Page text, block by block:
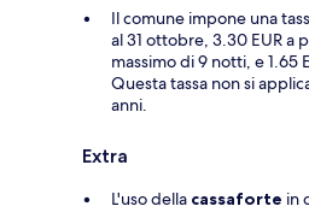
Il comune impone una
al 31 ottobre, 3.30 EUR a
massimo di 9 notti, e 1.65
Questa tassa non si
anni.
Extra
L'uso della cassaforte in